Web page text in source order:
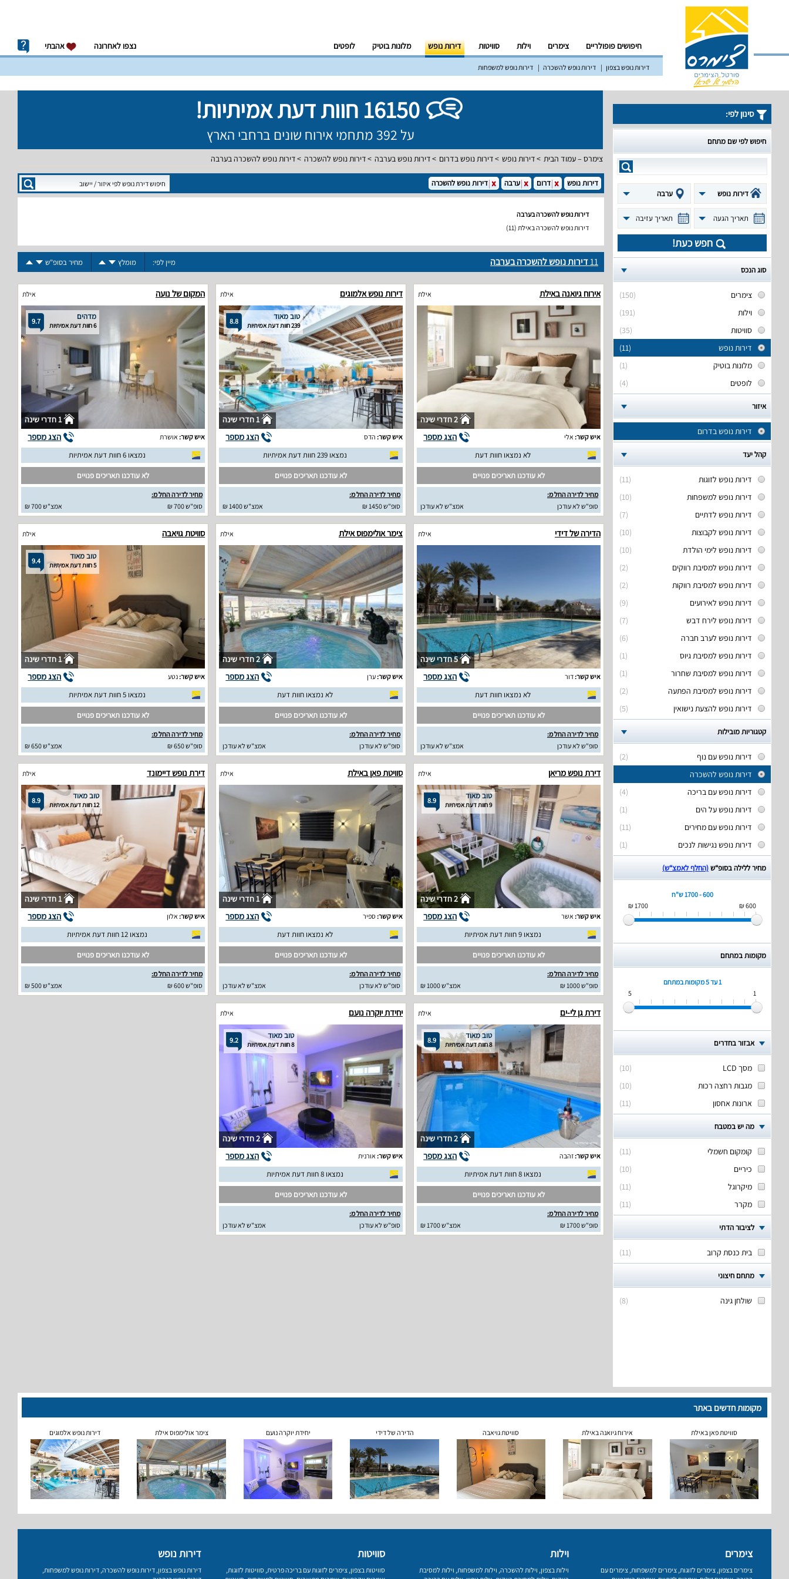
חיפושים פופולריים צימרים וילות סוויטות דירות נופש מלונות בוטיק לופטים נצפו לאחרונה אהבתי
דירות נופש בצפון דירות נופש להשכרה דירות נופש למשפחות
16150 חוות דעת אמיתיות!
על 392 מתחמי אירוח שונים ברחבי הארץ
צימרס – עמוד הבית דירות נופש דירות נופש בדרום דירות נופש בערבה דירות נופש להשכרה דירות נופש להשכרה בערבה
סינון לפי:
חיפוש לפי שם מתחם
דירות נופש ערבה
תאריך הגעה תאריך עזיבה
חפש כעת!
סוג הנכס
(150)
צימרים
(191)
וילות
(35)
סוויטות
(11)
דירות נופש
(1)
מלונות בוטיק
(4)
לופטים
איזור
דירות נופש בדרום
קהל יעד
(11)
דירות נופש לזוגות
(10)
דירות נופש למשפחות
(7)
דירות נופש לדתיים
(10)
דירות נופש לקבוצות
(10)
דירות נופש לימי הולדת
(2)
דירות נופש למסיבת רווקים
(2)
דירות נופש למסיבת רווקות
(9)
דירות נופש לאירועים
(7)
דירות נופש לירח דבש
(6)
דירות נופש לערב חברה
(1)
דירות נופש למסיבת גיוס
(1)
דירות נופש למסיבת שחרור
(2)
דירות נופש למסיבת הפתעה
(5)
דירות נופש להצעת נישואין
קטגוריות מובילות
(2)
דירות נופש עם נוף
דירות נופש להשכרה
(4)
דירות נופש עם בריכה
(1)
דירות נופש על הים
(11)
דירות נופש עם מחירים
(1)
דירות נופש נגישות לנכים
מחיר ללילה בסופ“ש(החלף לאמצ“ש)
600 - 1700 ש"ח
600 ₪
1700 ₪
מקומות במתחם
1 עד 5
מקומות במתחם
1
5
אבזור בחדרים
(
10
)
מסך LCD
(
10
)
מגבות רחצה רכות
(
11
) ארונות אחסון
מה יש במטבח
(
11
)
קומקום חשמלי
(
10
)
כיריים
(
11
)
מיקרוגל
(
11
) מקרר
לציבור הדתי
(
11
) בית כנסת קרוב
מתחם חיצוני
(
8
) שולחן גינה
דירות נופש דרום ערבה דירות נופש להשכרה
דירות נופש להשכרה בערבה
דירות נופש להשכרה באילת (11)
11דירות נופש להשכרה בערבה מיין לפי: מומלץ מחיר בסופ"ש
אירוח גיואנה באילת אילת
2 חדרי שינה
איש קשר: אלי הצג מספר
לא נמצאו חוות דעת
לא עודכנו תאריכים פנויים
מחיר לדירה החל מ:
סופ"ש לא עודכן
אמצ"ש לא עודכן
דירות נופש אלמוגים אילת
8.8 טוב מאוד
239 חוות דעת אמיתיות
1 חדרי שינה
איש קשר: הדס הצג מספר
נמצאו 239 חוות דעת אמיתיות
לא עודכנו תאריכים פנויים
מחיר לדירה החל מ:
סופ"ש 1450 ₪
אמצ"ש 1400 ₪
המקום של נועה אילת
9.7 מדהים
6 חוות דעת אמיתיות
1 חדרי שינה
איש קשר: אושרת הצג מספר
נמצאו 6 חוות דעת אמיתיות
לא עודכנו תאריכים פנויים
מחיר לדירה החל מ:
סופ"ש 700 ₪
אמצ"ש 700 ₪
הדירה של דידי אילת
5 חדרי שינה
איש קשר:דור הצג מספר
לא נמצאו חוות דעת
לא עודכנו תאריכים פנויים
מחיר לדירה החל מ:
סופ"ש לא עודכן
אמצ"ש לא עודכן
צימר אולימפוס אילת אילת
2 חדרי שינה
איש קשר:ערן הצג מספר
לא נמצאו חוות דעת
לא עודכנו תאריכים פנויים
מחיר לדירה החל מ:
סופ"ש לא עודכן
אמצ"ש לא עודכן
סוויטת גויאבה אילת
9.4 טוב מאוד
5 חוות דעת אמיתיות
1 חדרי שינה
איש קשר:נטע הצג מספר
נמצאו 5 חוות דעת אמיתיות
לא עודכנו תאריכים פנויים
מחיר לדירה החל מ:
סופ"ש 650 ₪
אמצ"ש 650 ₪
דירת נופש מריאן אילת
8.9 טוב מאוד
9 חוות דעת אמיתיות
2 חדרי שינה
איש קשר: אשר הצג מספר
נמצאו 9 חוות דעת אמיתיות
לא עודכנו תאריכים פנויים
מחיר לדירה החל מ:
סופ"ש 1000 ₪
אמצ"ש 1000 ₪
סוויטת פאן באילת אילת
1 חדרי שינה
איש קשר:ספיר הצג מספר
לא נמצאו חוות דעת
לא עודכנו תאריכים פנויים
מחיר לדירה החל מ:
סופ"ש לא עודכן
אמצ"ש לא עודכן
דירת נופש דיימונד אילת
8.9 טוב מאוד
12 חוות דעת אמיתיות
1 חדרי שינה
איש קשר: אלון הצג מספר
נמצאו 12 חוות דעת אמיתיות
לא עודכנו תאריכים פנויים
מחיר לדירה החל מ:
סופ"ש 600 ₪
אמצ"ש 500 ₪
דירת גן לי-ים אילת
8.9 טוב מאוד
8 חוות דעת אמיתיות
2 חדרי שינה
איש קשר:זהבה הצג מספר
נמצאו 8 חוות דעת אמיתיות
לא עודכנו תאריכים פנויים
מחיר לדירה החל מ:
סופ"ש 1700 ₪
אמצ"ש 1700 ₪
יחידת יוקרה נועם אילת
9.2 טוב מאוד
8 חוות דעת אמיתיות
2 חדרי שינה
איש קשר: אורנית הצג מספר
נמצאו 8 חוות דעת אמיתיות
לא עודכנו תאריכים פנויים
מחיר לדירה החל מ:
סופ"ש לא עודכן
אמצ"ש לא עודכן
מקומות חדשים באתר
סוויטת פאן באילת אירוח גיואנה באילת סוויטת גויאבה הדירה של דידי יחידת יוקרה נועם צימר אולימפוס אילת דירות נופש אלמוגים
צימרים
צימרים בצפון, צימרים לזוגות, צימרים למשפחות, צימרים עם
וילות
וילות בצפון, וילות להשכרה, וילות למשפחות, וילות למסיבת
סוויטות
סוויטות בצפון, צימרים לזוגות עם בריכה פרטית, סוויטות לזוגות,
דירות נופש
דירות נופש בצפון, דירות נופש להשכרה, דירות נופש למשפחות,